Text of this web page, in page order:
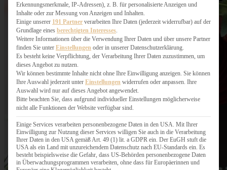
Erkennungsmerkmale, IP-Adressen), z. B. für personalisierte Anzeigen und
Inhalte oder zur Messung von Anzeigen und Inhalten.
Einige unserer 191 Partner verarbeiten Ihre Daten (jederzeit widerrufbar) auf der
Grundlage eines berechtigten Interesses
Weitere Informationen über die Verwendung Ihrer Daten und über unsere Partner
finden Sie unter Einstellungen oder in unserer Datenschutzerklärung.
Es besteht keine Verpflichtung, der Verarbeitung Ihrer Daten zuzustimmen, um
dieses Angebot zu nutzen.
Wir können bestimmte Inhalte nicht ohne Ihre Einwilligung anzeigen. Sie können
Ihre Auswahl jederzeit unter Einstellungen widerrufen oder anpassen. Ihre
Auswahl wird nur auf dieses Angebot angewendet.
Bitte beachten Sie, dass aufgrund individueller Einstellungen möglicherweise
nicht alle Funktionen der Website verfügbar sind.
Einige Services verarbeiten personenbezogene Daten in den USA. Mit Ihrer
Einwilligung zur Nutzung dieser Services willigen Sie auch in die Verarbeitung
Ihrer Daten in den USA gemäß Art. 49 (1) lit. a GDPR ein. Der EuGH stuft die
USA als ein Land mit unzureichendem Datenschutz nach EU-Standards ein. Es
besteht beispielsweise die Gefahr, dass US-Behörden personenbezogene Daten
in Überwachungsprogrammen verarbeiten, ohne dass für Europäerinnen und